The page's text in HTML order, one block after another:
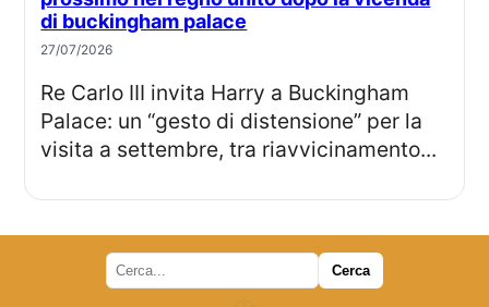
di buckingham palace
27/07/2026
Re Carlo III invita Harry a Buckingham
Palace: un “gesto di distensione” per la
visita a settembre, tra riavvicinamento...